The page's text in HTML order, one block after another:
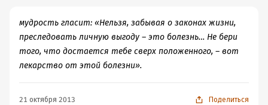
мудрость гласит: «Нельзя, забывая о законах жизни,
преследовать личную выгоду – это болезнь… Не бери
того, что достается тебе сверх положенного, – вот
лекарство от этой болезни».
21 октября 2013 Поделиться